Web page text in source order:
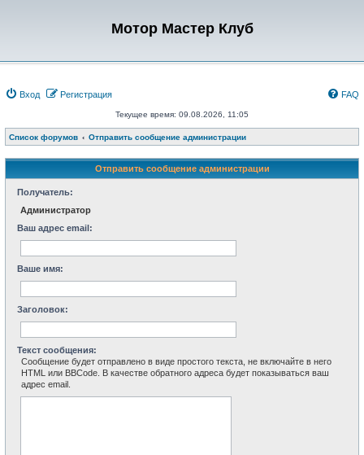
Мотор Мастер Клуб
Вход Регистрация FAQ
Текущее время: 09.08.2026, 11:05
Список форумов Отправить сообщение администрации
Отправить сообщение администрации
Получатель:
Администратор
Ваш адрес email:
Ваше имя:
Заголовок:
Текст сообщения:
Сообщение будет отправлено в виде простого текста, не включайте в него
HTML или BBCode. В качестве обратного адреса будет показываться ваш
адрес email.